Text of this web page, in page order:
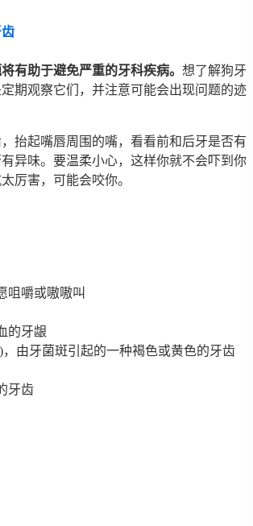
有助于避免严重的牙科疾病。 想了解狗牙
期观察它们，并注意可能会出现问题的迹
抬起嘴唇周围的嘴，看看前和后牙是否有
异味。要温柔小心，这样你就不会吓到你
厉害，可能会咬你。
咀嚼或嗷嗷叫
的牙龈
，由牙菌斑引起的一种褐色或黄色的牙齿
牙齿